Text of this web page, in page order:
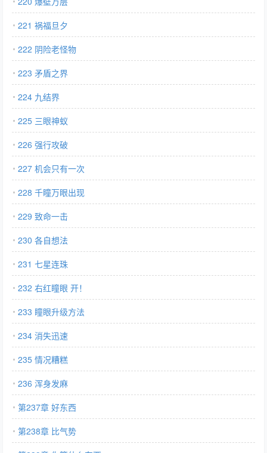
221 祸福旦夕
222 阴险老怪物
223 矛盾之界
224 九结界
225 三眼神蚁
226 强行攻破
227 机会只有一次
228 千瞳万眼出现
229 致命一击
230 各自想法
231 七星连珠
232 右红瞳眼 开！
233 瞳眼升级方法
234 消失迅速
235 情况糟糕
236 浑身发麻
第237章 好东西
第238章 比气势